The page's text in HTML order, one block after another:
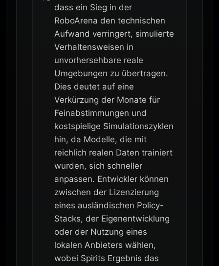
dass ein Sieg in der
RoboArena den technischen
Aufwand verringert, simulierte
Verhaltensweisen in
unvorhersehbare reale
Umgebungen zu übertragen.
Dies deutet auf eine
Verkürzung der Monate für
Feinabstimmungen und
kostspielige Simulationszyklen
hin, da Modelle, die mit
reichlich realen Daten trainiert
wurden, sich schneller
anpassen. Entwickler können
zwischen der Lizenzierung
eines ausländischen Policy-
Stacks, der Eigenentwicklung
oder der Nutzung eines
lokalen Anbieters wählen,
wobei Spirits Ergebnis das